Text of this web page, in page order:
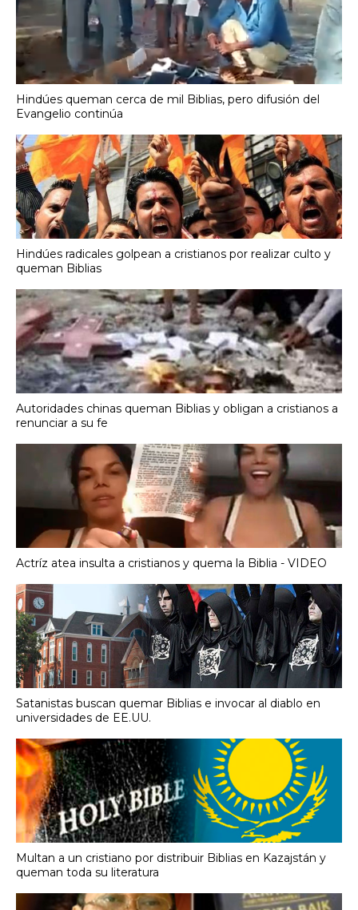
Hindúes queman cerca de mil Biblias, pero difusión del
Evangelio continúa
Hindúes radicales golpean a cristianos por realizar culto y
queman Biblias
Autoridades chinas queman Biblias y obligan a cristianos a
renunciar a su fe
Actríz atea insulta a cristianos y quema la Biblia - VIDEO
Satanistas buscan quemar Biblias e invocar al diablo en
universidades de EE.UU.
Multan a un cristiano por distribuir Biblias en Kazajstán y
queman toda su literatura